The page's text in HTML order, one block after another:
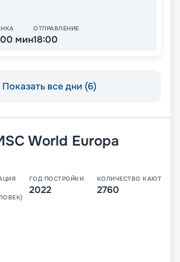
00 мин
ОТПРАВЛЕНИЕ
18:00
Показать все дни (6)
World Europa
ГОД ПОСТРОЙКИ
2022
КОЛИЧЕСТВО КАЮТ
2760